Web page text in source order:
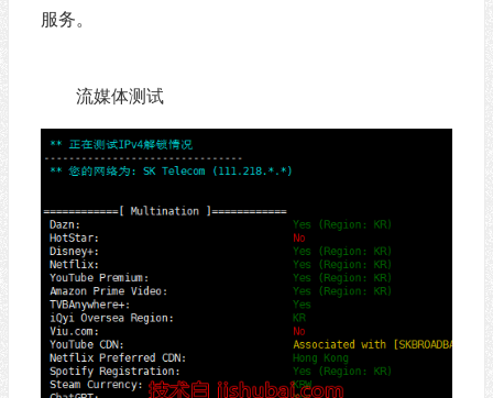
服务。
流媒体测试